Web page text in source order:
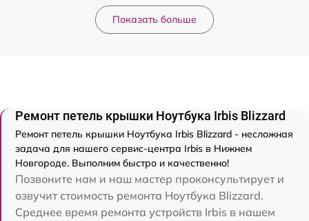
Показать больше
Ремонт петель крышки Ноутбука Irbis Blizzard
Ремонт петель крышки Ноутбука Irbis Blizzard - несложная
задача для нашего сервис-центра Irbis в Нижнем
Новгороде. Выполним быстро и качественно!
Позвоните нам и наш мастер проконсультирует и
озвучит стоимость ремонта Ноутбука Blizzard.
Среднее время ремонта устройств Irbis в нашем